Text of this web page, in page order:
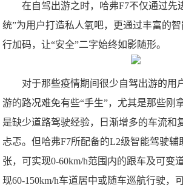
在自驾出游之时，哈弗F7不仅通过先
统”为用户打造私人氧吧，更通过丰富的
行加码，让“安全”二字始终如影随形。
对于那些疫情期间很少自驾出游的用
游的路况难免有些“手生”，尤其是那些刚
是缺少道路驾驶经验，日渐增多的车流和
忐忑。但哈弗F7所配备的L2级智能驾驶辅
张，可实现0-60km/h范围内的跟车及可变
现60-150km/h车道居中或随车巡航行驶，